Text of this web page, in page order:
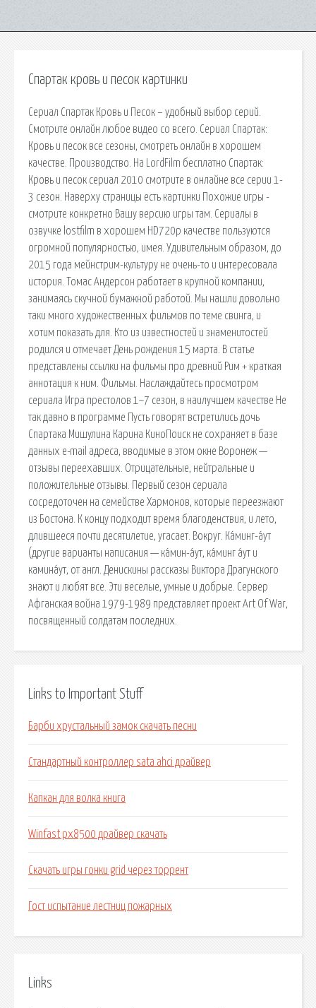
Спартак кровь и песок картинки
Сериал Спартак Кровь и Песок – удобный выбор серий.
Смотрите онлайн любое видео со всего. Сериал Спартак:
Кровь и песок все сезоны, смотреть онлайн в хорошем
качестве. Производство. На LordFilm бесплатно Спартак:
Кровь и песок сериал 2010 смотрите в онлайне все серии 1-
3 сезон. Наверху страницы есть картинки Похожие игры -
смотрите конкретно Вашу версию игры там. Сериалы в
озвучке lostfilm в хорошем HD720p качестве пользуются
огромной популярностью, имея. Удивительным образом, до
2015 года мейнстрим-культуру не очень-то и интересовала
история. Томас Андерсон работает в крупной компании,
занимаясь скучной бумажной работой. Мы нашли довольно
таки много художественных фильмов по теме свинга, и
хотим показать для. Кто из известностей и знаменитостей
родился и отмечает День рождения 15 марта. В статье
представлены ссылки на фильмы про древний Рим + краткая
аннотация к ним. Фильмы. Наслаждайтесь просмотром
сериала Игра престолов 1~7 сезон, в наилучшем качестве Не
так давно в программе Пусть говорят встретились дочь
Спартака Мишулина Карина КиноПоиск не сохраняет в базе
данных e-mail адреса, вводимые в этом окне Воронеж —
отзывы переехавших. Отрицательные, нейтральные и
положительные отзывы. Первый сезон сериала
сосредоточен на семействе Хармонов, которые переезжают
из Бостона. К концу подходит время благоденствия, и лето,
длившееся почти десятилетие, угасает. Вокруг. Ка́минг-а́ут
(другие варианты написания — ка́мин-а́ут, ка́минг а́ут и
камина́ут, от англ. Денискины рассказы Виктора Драгунского
знают и любят все. Эти веселые, умные и добрые. Сервер
Афганская война 1979-1989 представляет проект Art Of War,
посвященный солдатам последних.
Links to Important Stuff
Барби хрустальный замок скачать песни
Стандартный контроллер sata ahci драйвер
Капкан для волка книга
Winfast px8500 драйвер скачать
Скачать игры гонки grid через торрент
Гост испытание лестниц пожарных
Links